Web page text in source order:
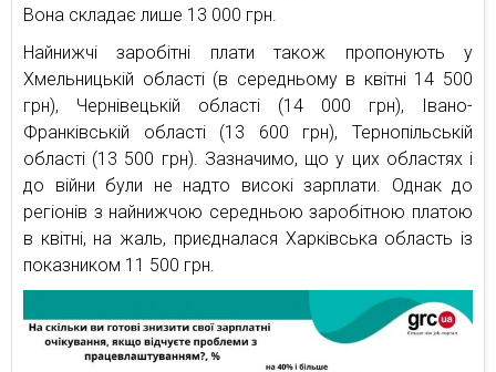
Вона складає лише 13 000 грн.
Найнижчі заробітні плати також пропонують у
Хмельницькій області (в середньому в квітні 14 500
грн), Чернівецькій області (14 000 грн), Івано-
Франківській області (13 600 грн), Тернопільській
області (13 500 грн). Зазначимо, що у цих областях і
до війни були не надто високі зарплати. Однак до
регіонів з найнижчою середньою заробітною платою
в квітні, на жаль, приєдналася Харківська область із
показником 11 500 грн.